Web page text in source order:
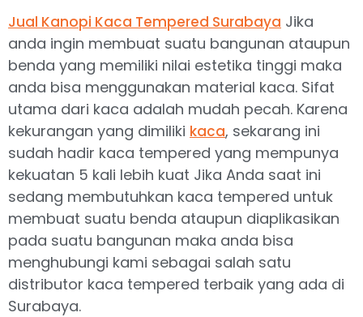
Jual Kanopi Kaca Tempered Surabaya Jika
anda ingin membuat suatu bangunan ataupun
benda yang memiliki nilai estetika tinggi maka
anda bisa menggunakan material kaca. Sifat
utama dari kaca adalah mudah pecah. Karena
kekurangan yang dimiliki kaca, sekarang ini
sudah hadir kaca tempered yang mempunya
kekuatan 5 kali lebih kuat Jika Anda saat ini
sedang membutuhkan kaca tempered untuk
membuat suatu benda ataupun diaplikasikan
pada suatu bangunan maka anda bisa
menghubungi kami sebagai salah satu
distributor kaca tempered terbaik yang ada di
Surabaya.